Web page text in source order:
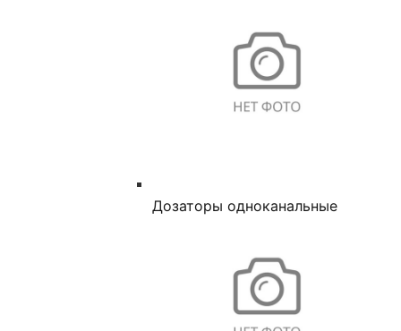
Дозаторы одноканальные